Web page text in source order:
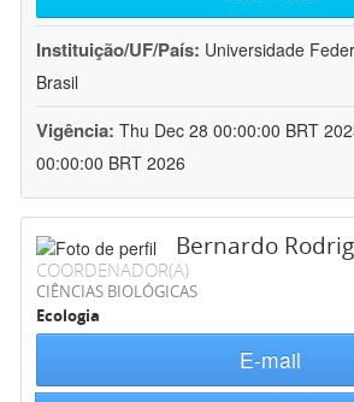
Instituição/UF/País: Universidade
Brasil
Vigência: Thu Dec 28 00:00:00 BRT
00:00:00 BRT 2026
Bernardo
COORDENADOR(A)
CIÊNCIAS BIOLÓGICAS
Ecologia
E-mail